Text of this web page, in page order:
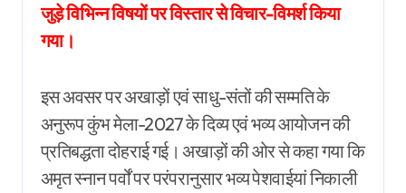
जुड़े विभिन्न विषयों पर विस्तार से विचार-विमर्श किया
गया।
इस अवसर पर अखाड़ों एवं साधु-संतों की सम्मति के
अनुरूप कुंभ मेला-2027 के दिव्य एवं भव्य आयोजन की
प्रतिबद्धता दोहराई गई। अखाड़ों की ओर से कहा गया कि
अमृत स्नान पर्वों पर परंपरानुसार भव्य पेशवाईयां निकाली